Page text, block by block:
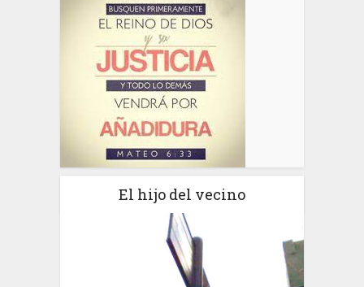
El hijo del vecino